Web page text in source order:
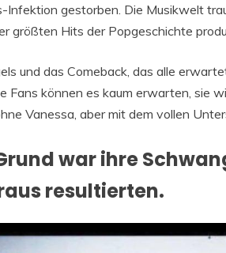
Infektion gestorben. Die Musikwelt
größten Hits der Popgeschichte
und das Comeback, das alle
Fans können es kaum erwarten, sie
Vanessa, aber mit dem vollen
war ihre
resultierten.